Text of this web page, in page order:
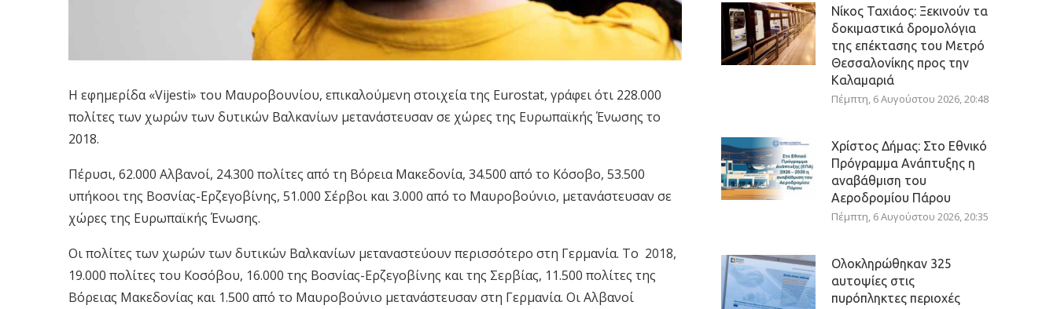
Η εφημερίδα «Vijesti» του Μαυροβουνίου, επικαλούμενη στοιχεία της Eurostat, γράφει ότι 228.000
πολίτες των χωρών των δυτικών Βαλκανίων μετανάστευσαν σε χώρες της Ευρωπαϊκής Ένωσης το
2018.
Πέρυσι, 62.000 Αλβανοί, 24.300 πολίτες από τη Βόρεια Μακεδονία, 34.500 από το Κόσοβο, 53.500
υπήκοοι της Βοσνίας-Ερζεγοβίνης, 51.000 Σέρβοι και 3.000 από το Μαυροβούνιο, μετανάστευσαν σε
χώρες της Ευρωπαϊκής Ένωσης.
Οι πολίτες των χωρών των δυτικών Βαλκανίων μεταναστεύουν περισσότερο στη Γερμανία. Το 2018,
19.000 πολίτες του Κοσόβου, 16.000 της Βοσνίας-Ερζεγοβίνης και της Σερβίας, 11.500 πολίτες της
Βόρειας Μακεδονίας και 1.500 από το Μαυροβούνιο μετανάστευσαν στη Γερμανία. Οι Αλβανοί
Νίκος Ταχιάος: Ξεκινούν τα
δοκιμαστικά δρομολόγια
της επέκτασης του Μετρό
Θεσσαλονίκης προς την
Καλαμαριά
Πέμπτη, 6 Αυγούστου 2026, 20:48
Χρίστος Δήμας: Στο Εθνικό
Πρόγραμμα Ανάπτυξης η
αναβάθμιση του
Αεροδρομίου Πάρου
Πέμπτη, 6 Αυγούστου 2026, 20:35
Ολοκληρώθηκαν 325
αυτοψίες στις
πυρόπληκτες περιοχές